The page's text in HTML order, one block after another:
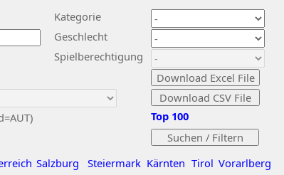
Kategorie
Geschlecht
Spielberechtigung
Salzburg Steiermark Kärnten Tirol Vorarlberg
Top 100